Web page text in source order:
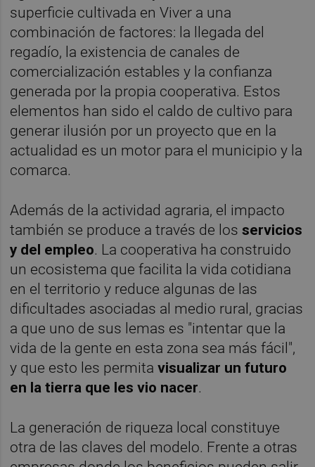
superficie cultivada en Viver a una
combinación de factores: la llegada del
regadío, la existencia de canales de
comercialización estables y la confianza
generada por la propia cooperativa. Estos
elementos han sido el caldo de cultivo para
generar ilusión por un proyecto que en la
actualidad es un motor para el municipio y la
comarca.
Además de la actividad agraria, el impacto
también se produce a través de losservicios
y del empleo. La cooperativa ha construido
un ecosistema que facilita la vida cotidiana
en el territorio y reduce algunas de las
dificultades asociadas al medio rural, gracias
a que uno de sus lemas es "intentar que la
vida de la gente en esta zona sea más fácil",
y que esto les permitavisualizar un futuro
en la tierra que les vio nacer.
La generación de riqueza local constituye
otra de las claves del modelo. Frente a otras